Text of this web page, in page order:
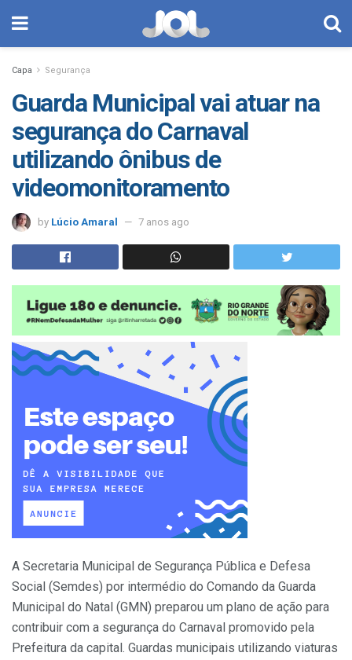
Capa Segurança
Guarda Municipal vai atuar na
segurança do Carnaval
utilizando ônibus de
videomonitoramento
by Lúcio Amaral 7 anos ago
A Secretaria Municipal de Segurança Pública e Defesa
Social (Semdes) por intermédio do Comando da Guarda
Municipal do Natal (GMN) preparou um plano de ação para
contribuir com a segurança do Carnaval promovido pela
Prefeitura da capital. Guardas municipais utilizando viaturas